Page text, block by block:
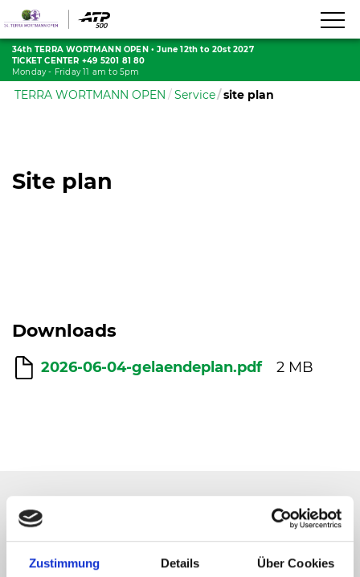
Zustimmung Details Über Cookies
34th TERRA WORTMANN OPEN• June 12th to 20st 2027
TICKET CENTER +49 5201 81 80
Monday - Friday 11 am to 5pm
TERRA WORTMANN OPEN Service site plan
Site plan
Downloads
2026-06-04-gelaendeplan.pdf 2 MB
Tickets +49 (0) 5201 81 80 or
karten@heristo-arena.